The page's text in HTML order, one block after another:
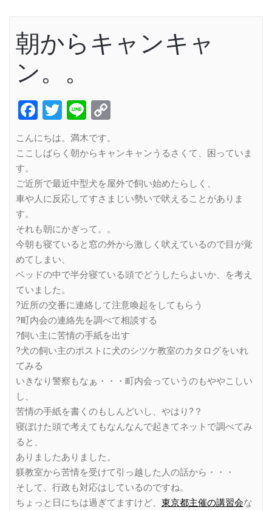
朝からキャンキャ
ン。。
Facebook
Twitter
Line
こんにちは。満木です。
ここしばらく朝からキャンキャンうるさくて、困っていま
す。
ご近所で最近中型犬を屋外で飼い始めたらしく、
車や人に反応してすさまじい勢いで吠えることがありま
す。
それも朝にかぎって。。
今朝も寝ていると窓の外から激しく吠えているので目が覚
めてしまい、
ベッドの中で半分寝ている頭でどうしたらよいか、を考え
ていました。
?近所の交番に連絡して注意喚起をしてもらう
?町内会の連絡先を調べて相談する
?飼い主に苦情の手紙を出す
?犬の飼い主のポストに犬のシツケ教室のカタログをいれ
てみる
いきなり警察もなぁ・・・町内会っていうのもややこしい
し、
苦情の手紙を書くのもしんどいし、やはり?？
寝ぼけた頭で考えてもなんなんで起きてネットで調べてみ
ると、
ありましたありました。
躾教室から苦情を受けて引っ越した人の話から・・・
そして、行政も対応はしているのですね。
ちょっと日にちは過ぎてますけど、 東京都主催の講習会な